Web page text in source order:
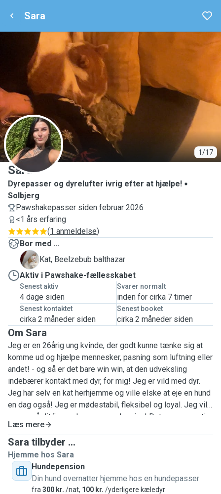
Sara
1/17
S
Sara
Dyrepasser og dyrelufter ivrig efter at hjælpe!
Solbjerg
Pawshakepasser siden februar 2026
<1 års erfaring
(1 anmeldelse)
Bor med ...
B
Kat, Beelzebub balthazar
Aktiv i Pawshake-fællesskabet
Senest aktiv
4 dage siden
Svarer normalt
inden for cirka 7 timer
Senest kontaktet
cirka 2 måneder siden
Senest booket
cirka 2 måneder siden
Om Sara
Jeg er en 26årig ung kvinde, der godt kunne tænke sig at
komme ud og hjælpe mennesker, pasning som luftning eller
andet! - og så er det bare win win, at den udveksling
indebærer kontakt med dyr, for mig! Jeg er vild med dyr.
Jeg har selv en kat herhjemme og ville elske at eje en hund
en dag også! Jeg er mødestabil, fleksibel og loyal. Jeg vil
passe på dit/jeres dyr, som var de mine! Det er en garanti.
Jeg passer alle slags dyr (Hund, kat, fugl, etc), hvad du nu
lige ejer og har brug for hjælp med, jeg skal bare have
konkrete oplysninger om, hvad jeg helt præcist skal hjælpe
med, så klarer jeg resten og vil gøre mit for at opdatere
undervejs, ikke mindst for dig, ejers sindsro, men for at
gære det klart og tydeligt, at jeg gør mit job ordentligt og
Læs mere
Sara tilbyder ...
Hjemme hos Sara
Hundepension
Din hund overnatter hjemme hos en hundepasser
fra 300 kr. /nat, 100 kr. /yderligere kæledyr